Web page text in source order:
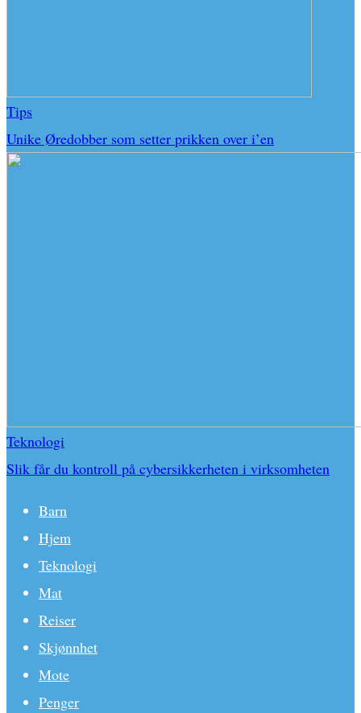
Tips
Unike Øredobber som setter prikken over i’en
Teknologi
Slik får du kontroll på cybersikkerheten i virksomheten
Barn
Hjem
Teknologi
Mat
Reiser
Skjønnhet
Mote
Penger